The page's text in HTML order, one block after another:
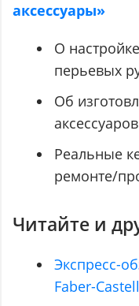
аксессуары»
О
перьевых
Об
Реальные
ремонте/
Читайте и
Экспресс-
Faber-